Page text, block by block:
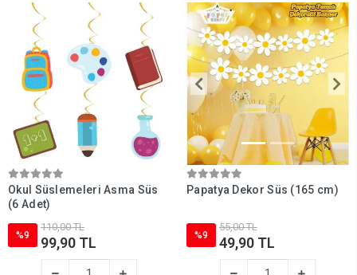
Okul Süslemeleri Asma Süs
(6 Adet)
%9
110,00 TL
99,90 TL
Papatya Dekor Süs (165 cm)
%9
55,00 TL
49,90 TL